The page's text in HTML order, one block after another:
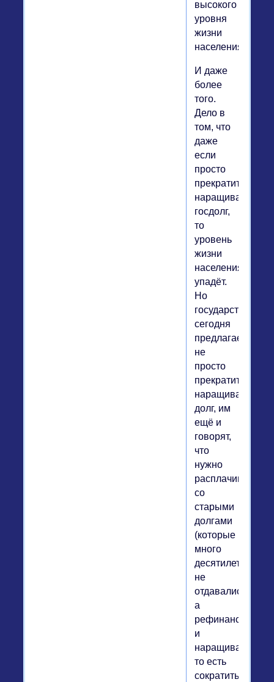
высокого
уровня
жизни
населения.
И даже
более
того.
Дело в
том, что
даже
если
просто
прекратить
наращивать
госдолг,
то
уровень
жизни
населения
упадёт.
Но
государствам
сегодня
предлагается
не
просто
прекратить
наращивать
долг, им
ещё и
говорят,
что
нужно
расплачиваться
со
старыми
долгами
(которые
много
десятилетий
не
отдавались,
а
и
наращивались),
то есть
сократить